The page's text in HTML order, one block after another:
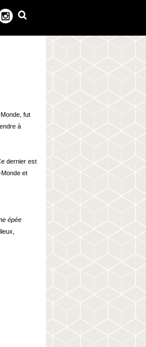
fut
à
dernier est
et
épée